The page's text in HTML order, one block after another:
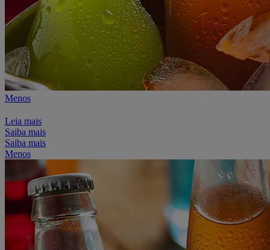
Menos
Leia mais
Saiba mais
Saiba mais
Menos